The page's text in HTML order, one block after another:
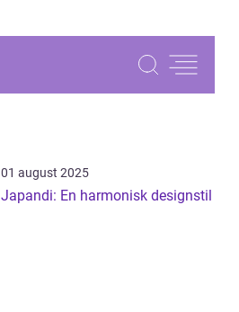
01 august 2025
Japandi: En harmonisk designstil